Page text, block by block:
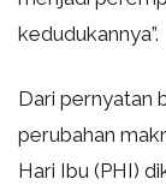
kedudukannya”.
Dari pernyatan
perubahan
Hari Ibu (PHI)